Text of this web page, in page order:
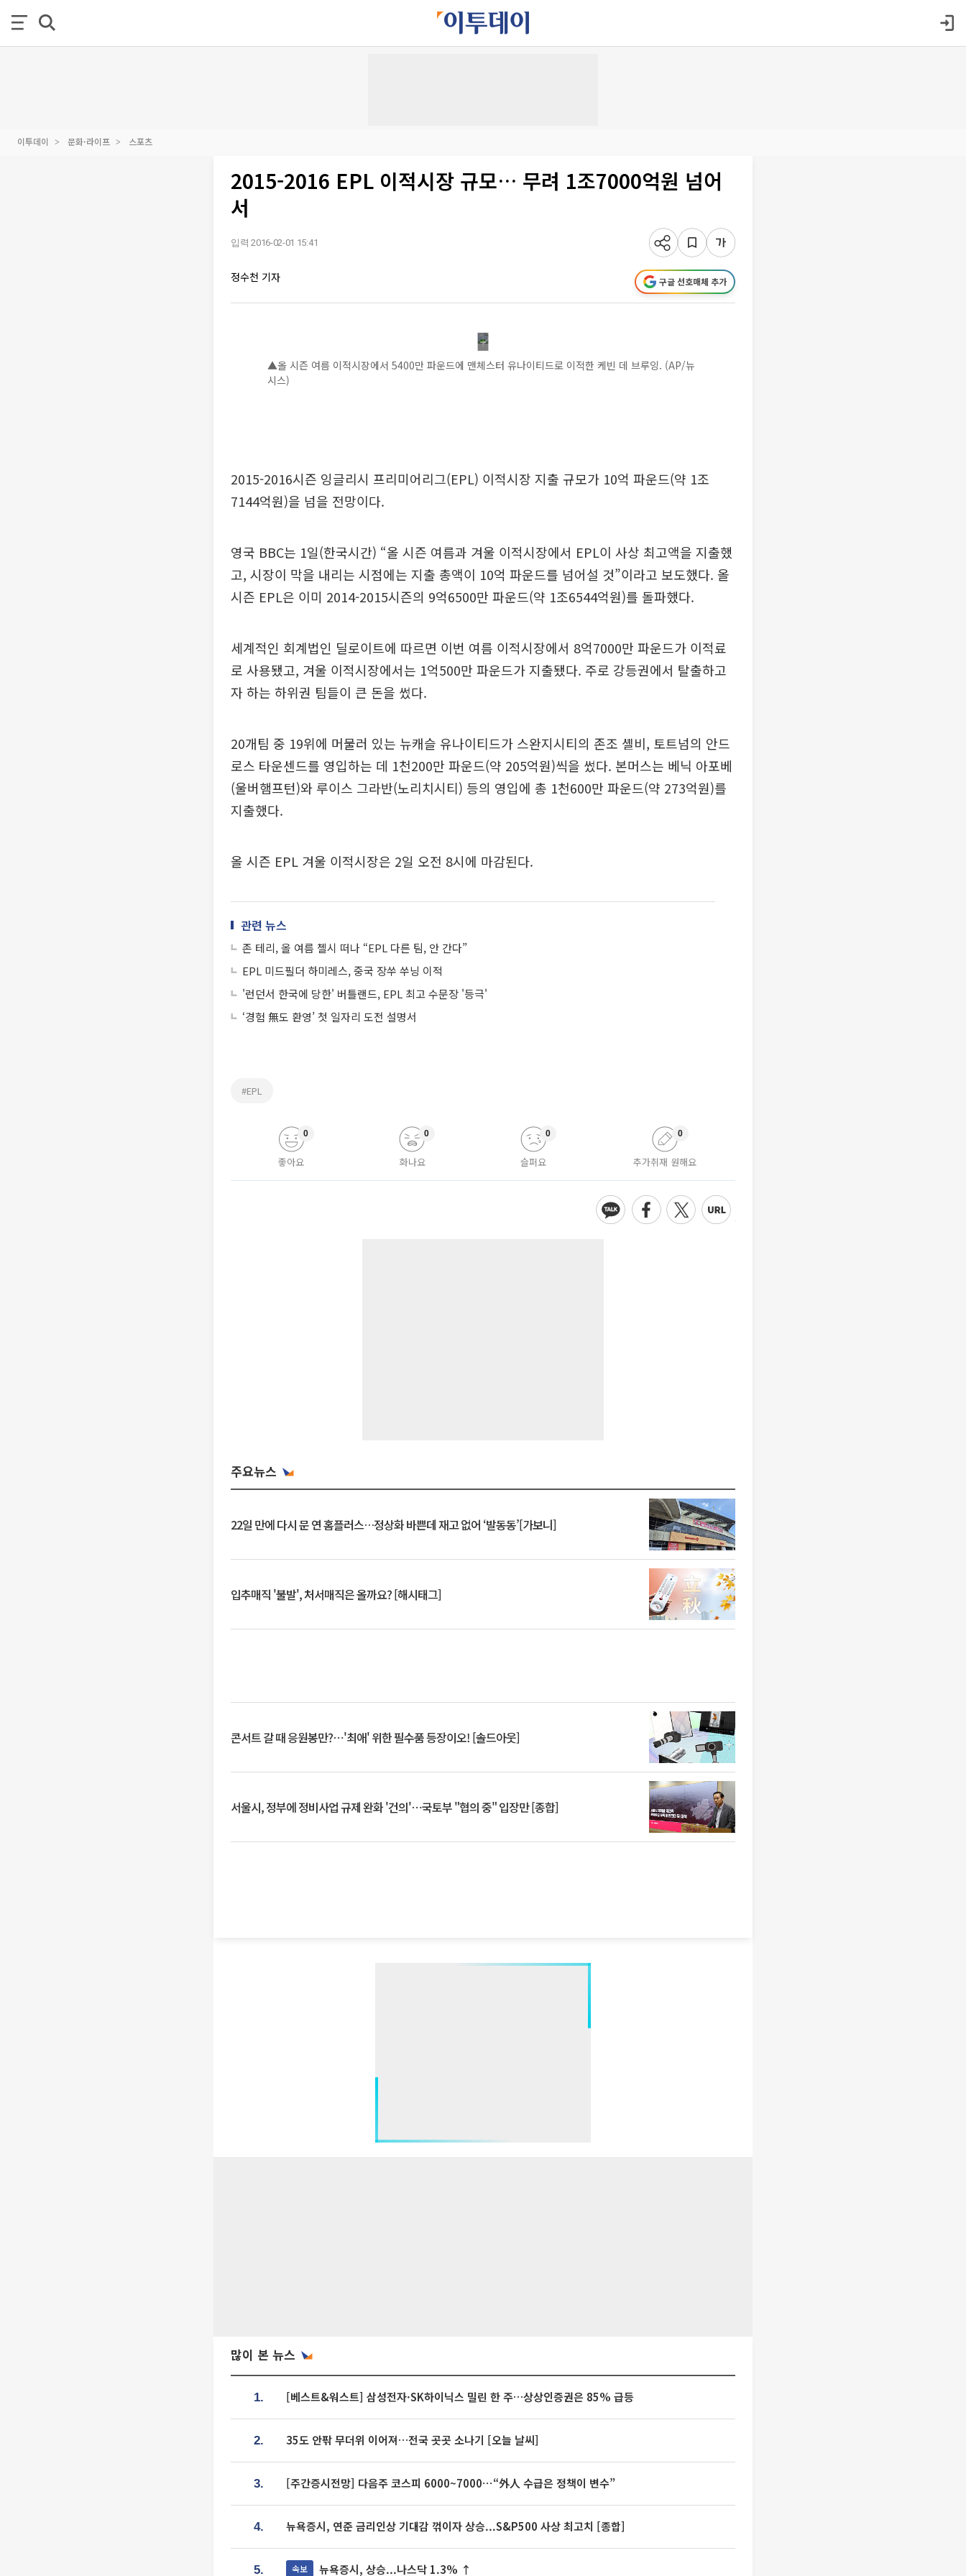
이투데이 문화·라이프 스포츠
2015-2016 EPL 이적시장 규모… 무려 1조7000억원 넘어
서
입력 2016-02-01 15:41
정수천 기자 구글 선호매체 추가
▲올 시즌 여름 이적시장에서 5400만 파운드에 맨체스터 유나이티드로 이적한 케빈 데 브루잉. (AP/뉴
시스)
2015-2016시즌 잉글리시 프리미어리그(EPL) 이적시장 지출 규모가 10억 파운드(약 1조
7144억원)을 넘을 전망이다.
영국 BBC는 1일(한국시간) “올 시즌 여름과 겨울 이적시장에서 EPL이 사상 최고액을 지출했
고, 시장이 막을 내리는 시점에는 지출 총액이 10억 파운드를 넘어설 것”이라고 보도했다. 올
시즌 EPL은 이미 2014-2015시즌의 9억6500만 파운드(약 1조6544억원)를 돌파했다.
세계적인 회계법인 딜로이트에 따르면 이번 여름 이적시장에서 8억7000만 파운드가 이적료
로 사용됐고, 겨울 이적시장에서는 1억500만 파운드가 지출됐다. 주로 강등권에서 탈출하고
자 하는 하위권 팀들이 큰 돈을 썼다.
20개팀 중 19위에 머물러 있는 뉴캐슬 유나이티드가 스완지시티의 존조 셸비, 토트넘의 안드
로스 타운센드를 영입하는 데 1천200만 파운드(약 205억원)씩을 썼다. 본머스는 베닉 아포베
(울버햄프턴)와 루이스 그라반(노리치시티) 등의 영입에 총 1천600만 파운드(약 273억원)를
지출했다.
올 시즌 EPL 겨울 이적시장은 2일 오전 8시에 마감된다.
관련 뉴스
존 테리, 올 여름 첼시 떠나 “EPL 다른 팀, 안 간다”
EPL 미드필더 하미레스, 중국 장쑤 쑤닝 이적
'런던서 한국에 당한' 버틀랜드, EPL 최고 수문장 '등극'
‘경험 無도 환영’ 첫 일자리 도전 설명서
#EPL
좋아요
0
화나요
0
슬퍼요
0
추가취재 원해요
0
주요뉴스
22일 만에 다시 문 연 홈플러스…정상화 바쁜데 재고 없어 ‘발동동’[가보니]
입추매직 '불발', 처서매직은 올까요? [해시태그]
콘서트 갈 때 응원봉만?⋯'최애' 위한 필수품 등장이오! [솔드아웃]
서울시, 정부에 정비사업 규제 완화 '건의'⋯국토부 "협의 중" 입장만 [종합]
많이 본 뉴스
1. [베스트&워스트] 삼성전자·SK하이닉스 밀린 한 주…상상인증권은 85% 급등
2. 35도 안팎 무더위 이어져…전국 곳곳 소나기 [오늘 날씨]
3. [주간증시전망] 다음주 코스피 6000~7000⋯“外人 수급은 정책이 변수”
4. 뉴욕증시, 연준 금리인상 기대감 꺾이자 상승...S&P500 사상 최고치 [종합]
5. 속보 뉴욕증시, 상승...나스닥 1.3% ↑